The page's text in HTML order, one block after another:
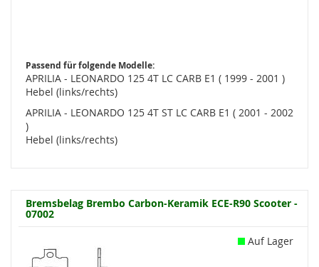
Passend für folgende Modelle:
APRILIA - LEONARDO 125 4T LC CARB E1 ( 1999 - 2001 )
Hebel (links/rechts)
APRILIA - LEONARDO 125 4T ST LC CARB E1 ( 2001 - 2002
)
Hebel (links/rechts)
Bremsbelag Brembo Carbon-Keramik ECE-R90 Scooter -
07002
Auf Lager